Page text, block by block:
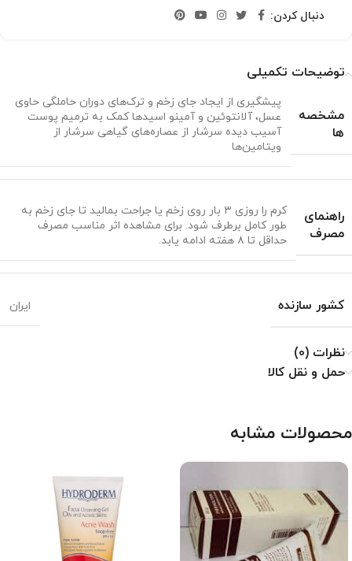
دنبال کردن:
توضیحات تکمیلی
مشخصه
ها
پیشگیری از ایجاد جای زخم و ترک‌های دوران حاملگی حاوی
عسل، آلانتوئین و آمینو اسیدها کمک به ترمیم پوست
آسیب دیده سرشار از عصاره‌های گیاهی سرشار از
ویتامین‌ها
راهنمای
مصرف
کرم را روزی ۳ بار روی زخم یا جراحت بمالید تا جای زخم به
طور کامل برطرف شود. برای مشاهده اثر مناسب مصرف
حداقل تا ۸ هفته ادامه یابد.
کشور سازنده ایران
نظرات (0)
حمل و نقل کالا
محصولات مشابه